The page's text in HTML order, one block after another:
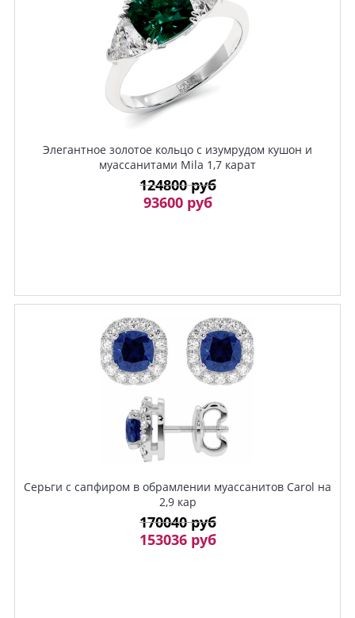
Элегантное золотое кольцо с изумрудом кушон и
муассанитами Mila 1,7 карат
124800 руб
93600 руб
Серьги с сапфиром в обрамлении муассанитов Carol на
2,9 кар
170040 руб
153036 руб